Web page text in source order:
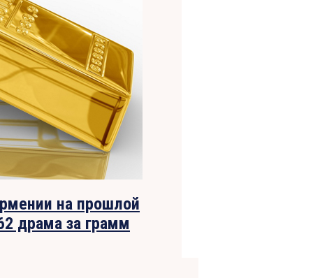
на прошлой
драма за грамм